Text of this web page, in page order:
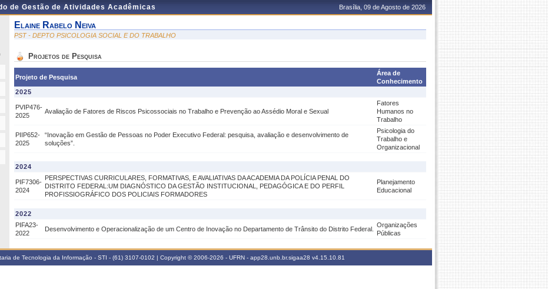
de Gestão de Atividades Acadêmicas Brasília, 09 de Agosto de 2026
Elaine Rabelo Neiva
PST - DEPTO PSICOLOGIA SOCIAL E DO TRABALHO
Projetos de Pesquisa
Projeto de Pesquisa
Área de
Conhecimento
2025
PVIP476-
2025
Avaliação de Fatores de Riscos Psicossociais no Trabalho e Prevenção ao Assédio Moral e Sexual
Fatores
Humanos no
Trabalho
PIIP652-
2025
“Inovação em Gestão de Pessoas no Poder Executivo Federal: pesquisa, avaliação e desenvolvimento de
soluções”.
Psicologia do
Trabalho e
Organizacional
2024
PIF7306-
2024
PERSPECTIVAS CURRICULARES, FORMATIVAS, E AVALIATIVAS DA ACADEMIA DA POLÍCIA PENAL DO
DISTRITO FEDERAL:UM DIAGNÓSTICO DA GESTÃO INSTITUCIONAL, PEDAGÓGICA E DO PERFIL
PROFISSIOGRÁFICO DOS POLICIAIS FORMADORES
Planejamento
Educacional
2022
PIFA23-
2022
Desenvolvimento e Operacionalização de um Centro de Inovação no Departamento de Trânsito do Distrito Federal.
Organizações
Públicas
de Tecnologia da Informação - STI - (61) 3107-0102 | Copyright © 2006-2026 - UFRN - app28.unb.br.sigaa28 v4.15.10.81